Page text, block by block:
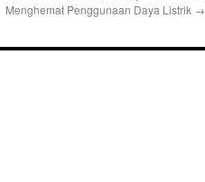
Menghemat Penggunaan Daya Listrik →